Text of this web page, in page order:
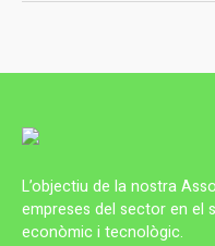
L’objectiu de la nostra
empreses del sector en el
econòmic i tecnològic.